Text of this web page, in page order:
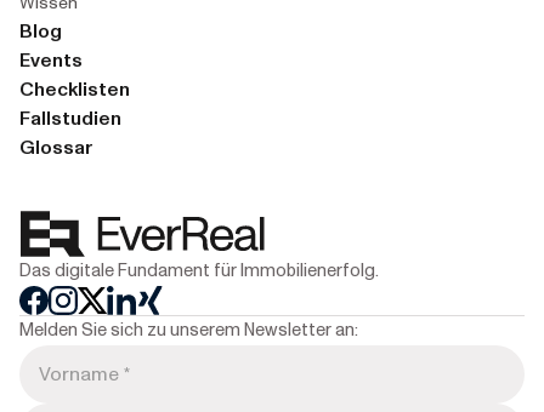
Wissen
Blog
Events
Checklisten
Fallstudien
Glossar
Das digitale Fundament für Immobilienerfolg.
Melden Sie sich zu unserem Newsletter an: